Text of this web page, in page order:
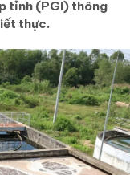
tỉnh (PGI) thông
thực.